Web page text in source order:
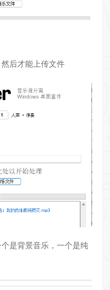
后才能上传文件
是背景音乐，一个是纯